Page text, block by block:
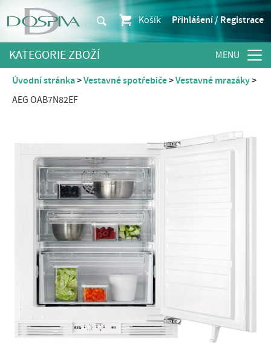
Košík Přihlášení / Registrace
KATEGORIE ZBOŽÍ
Úvodní stránka Vestavné spotřebiče
Vestavné mrazáky
AEG OAB7N82EF